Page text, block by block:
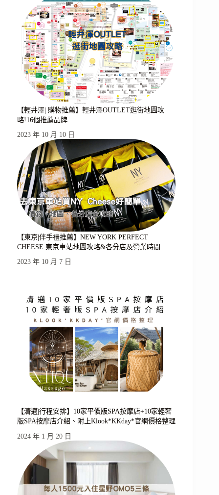
【輕井澤| 購物推薦】輕井澤OUTLET逛街地圖攻
略!16個推薦品牌
2023 年 10 月 10 日
【東京|伴手禮推薦】NEW YORK PERFECT
CHEESE 東京車站地圖攻略&各分店及營業時間
2023 年 10 月 7 日
【清邁|行程安排】10家平價版SPA按摩店+10家輕奢
版SPA按摩店介紹、附上Klook*KKday*官網價格整理
2024 年 1 月 20 日